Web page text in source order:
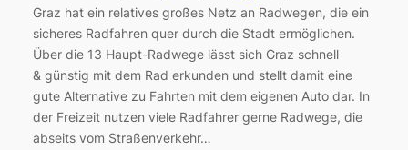
Graz hat ein relatives großes Netz an Radwegen, die ein
sicheres Radfahren quer durch die Stadt ermöglichen.
Über die 13 Haupt-Radwege lässt sich Graz schnell
& günstig mit dem Rad erkunden und stellt damit eine
gute Alternative zu Fahrten mit dem eigenen Auto dar. In
der Freizeit nutzen viele Radfahrer gerne Radwege, die
abseits vom Straßenverkehr…